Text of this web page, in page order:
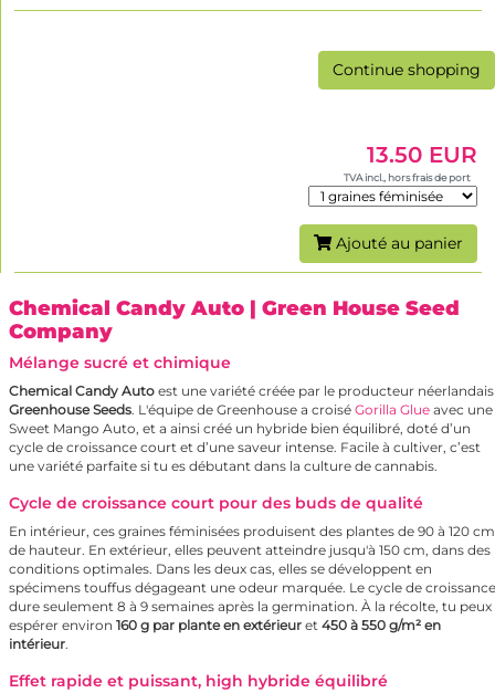
Continue shopping
13.50 EUR
TVA incl., hors frais de port
Ajouté au panier
Chemical Candy Auto | Green House Seed
Company
Mélange sucré et chimique
Chemical Candy Auto est une variété créée par le producteur néerlandais
Greenhouse Seeds. L'équipe de Greenhouse a croisé Gorilla Glue avec une
Sweet Mango Auto, et a ainsi créé un hybride bien équilibré, doté d’un
cycle de croissance court et d’une saveur intense. Facile à cultiver, c’est
une variété parfaite si tu es débutant dans la culture de cannabis.
Cycle de croissance court pour des buds de qualité
En intérieur, ces graines féminisées produisent des plantes de 90 à 120 cm
de hauteur. En extérieur, elles peuvent atteindre jusqu'à 150 cm, dans des
conditions optimales. Dans les deux cas, elles se développent en
spécimens touffus dégageant une odeur marquée. Le cycle de croissance
dure seulement 8 à 9 semaines après la germination. À la récolte, tu peux
espérer environ 160 g par plante en extérieur et 450 à 550 g/m² en
intérieur.
Effet rapide et puissant, high hybride équilibré